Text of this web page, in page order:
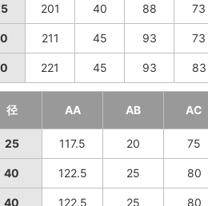
201 40 88 73
211 45 93 73
221 45 93 83
径 AA AB AC
25 117.5 20 75
40 122.5 25 80
40 122.5 25 80